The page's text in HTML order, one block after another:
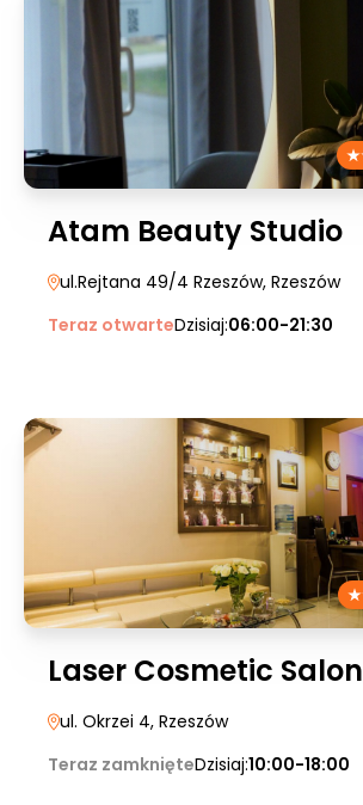
Atam Beauty Studio
ul.Rejtana 49/4 Rzeszów, Rzeszów
Teraz otwarteDzisiaj:06:00-21:30
Laser Cosmetic Salon
ul. Okrzei 4, Rzeszów
Teraz zamknięteDzisiaj:10:00-18:00